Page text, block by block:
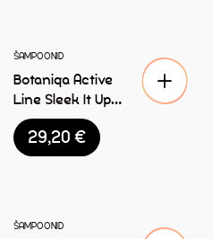
ŠAMPOONID
Botaniqa Active
Line Sleek It Up
karvahooldus
mask koertele 1L
29,20€
ŠAMPOONID